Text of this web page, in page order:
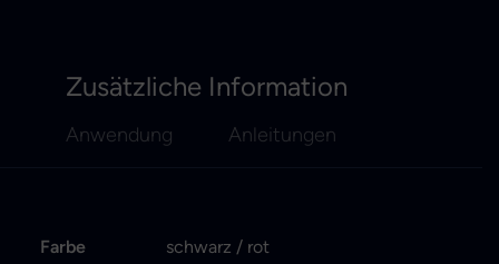
Zusätzliche Information
Anwendung Anleitungen
Farbe
schwarz / rot